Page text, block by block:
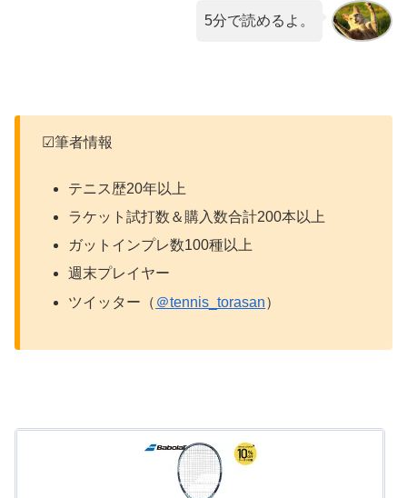
5分で読めるよ。
☑筆者情報
テニス歴20年以上
ラケット試打数＆購入数合計200本以上
ガットインプレ数100種以上
週末プレイヤー
ツイッター（ ＠tennis_torasan）